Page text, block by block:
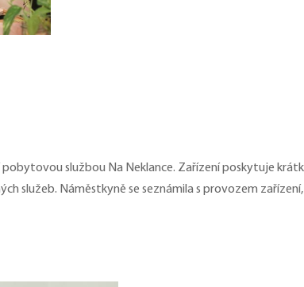
službou Na Neklance. Zařízení poskytuje
služeb. Náměstkyně se seznámila s provozem